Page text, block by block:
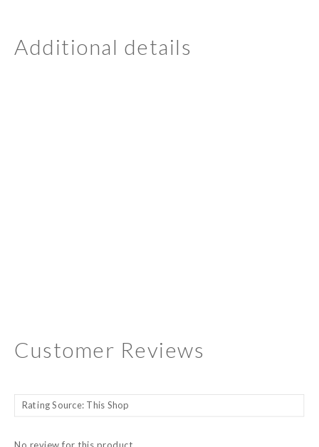
Additional details
Customer Reviews